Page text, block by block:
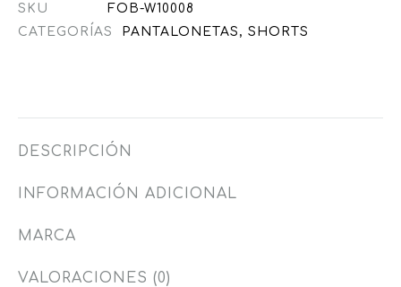
SKU
FOB-W10008
CATEGORÍAS
PANTALONETAS , SHORTS
DESCRIPCIÓN
INFORMACIÓN ADICIONAL
MARCA
VALORACIONES (0)